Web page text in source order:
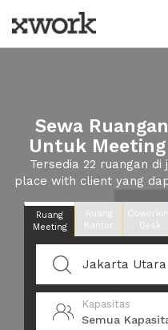
Sewa
Untuk
Tersedia 22 ruangan
place with client yang
Ruang
Meeting
Ruang
Kantor
Desk
Kapasitas
Semua